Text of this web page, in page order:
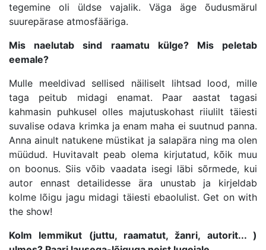
tegemine oli üldse vajalik. Väga äge õudusmärul
suurepärase atmosfääriga.
Mis naelutab sind raamatu külge? Mis peletab
eemale?
Mulle meeldivad sellised näiliselt lihtsad lood, mille
taga peitub midagi enamat. Paar aastat tagasi
kahmasin puhkusel olles majutuskohast riiulilt täiesti
suvalise odava krimka ja enam maha ei suutnud panna.
Anna ainult natukene müstikat ja salapära ning ma olen
müüdud. Huvitavalt peab olema kirjutatud, kõik muu
on boonus. Siis võib vaadata isegi läbi sõrmede, kui
autor ennast detailidesse ära unustab ja kirjeldab
kolme lõigu jagu midagi täiesti ebaolulist. Get on with
the show!
Kolm lemmikut (juttu, raamatut, žanri, autorit... )